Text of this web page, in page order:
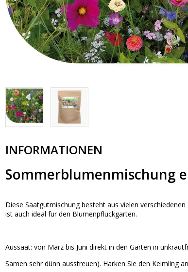
INFORMATIONEN
Sommerblumenmischung
Diese Saatgutmischung besteht aus vielen
ist auch ideal für den Blumenpflückgarten.
Aussaat: von März bis Juni direkt in den Garten in
Samen sehr dünn ausstreuen). Harken Sie den Keimling